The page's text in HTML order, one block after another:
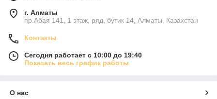
г. Алматы
пр.Абая 141, 1 этаж, ряд, бутик 14, Алматы, Казахстан
Контакты
Сегодня работает с 10:00 до 19:40
Показать весь график работы
О нас